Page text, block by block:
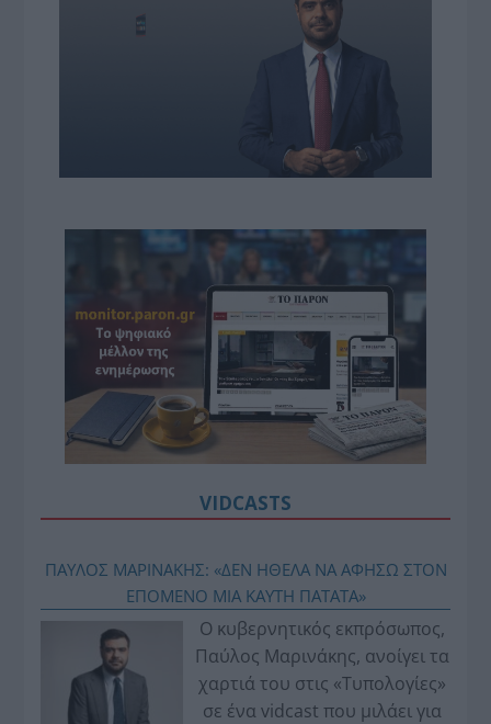
VIDCASTS
ΠΑΥΛΟΣ ΜΑΡΙΝΑΚΗΣ: «ΔΕΝ ΗΘΕΛΑ ΝΑ ΑΦΗΣΩ ΣΤΟΝ
ΕΠΟΜΕΝΟ ΜΙΑ ΚΑΥΤΗ ΠΑΤΑΤΑ»
Ο κυβερνητικός εκπρόσωπος,
Παύλος Μαρινάκης, ανοίγει τα
χαρτιά του στις «Τυπολογίες»
σε ένα vidcast που μιλάει για